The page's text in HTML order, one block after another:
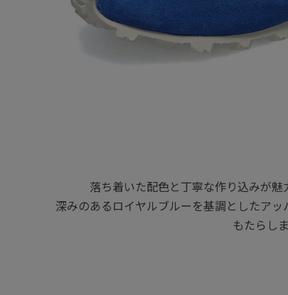
落ち着いた配色と丁寧な作り込みが魅
深みのあるロイヤルブルーを基調としたア
もたらしま